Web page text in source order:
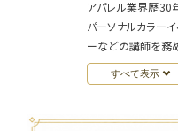
アパレル業界歴30
パーソナルカラー
ーなどの講師を務
すべて表示